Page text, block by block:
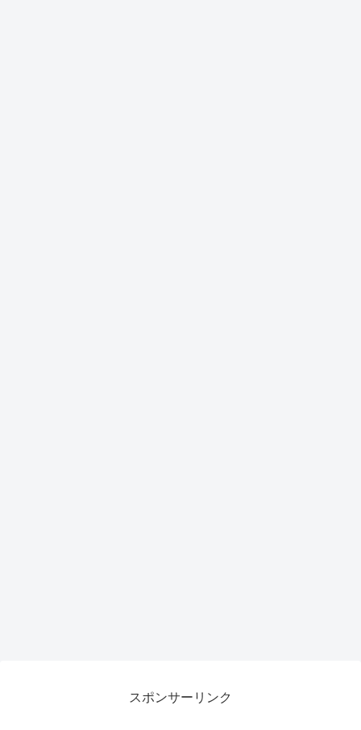
スポンサーリンク